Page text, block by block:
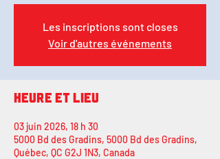
Les inscriptions sont closes
Voir d'autres événements
Heure et lieu
03 juin 2026, 18 h 30
5000 Bd des Gradins, 5000 Bd des Gradins,
Québec, QC G2J 1N3, Canada